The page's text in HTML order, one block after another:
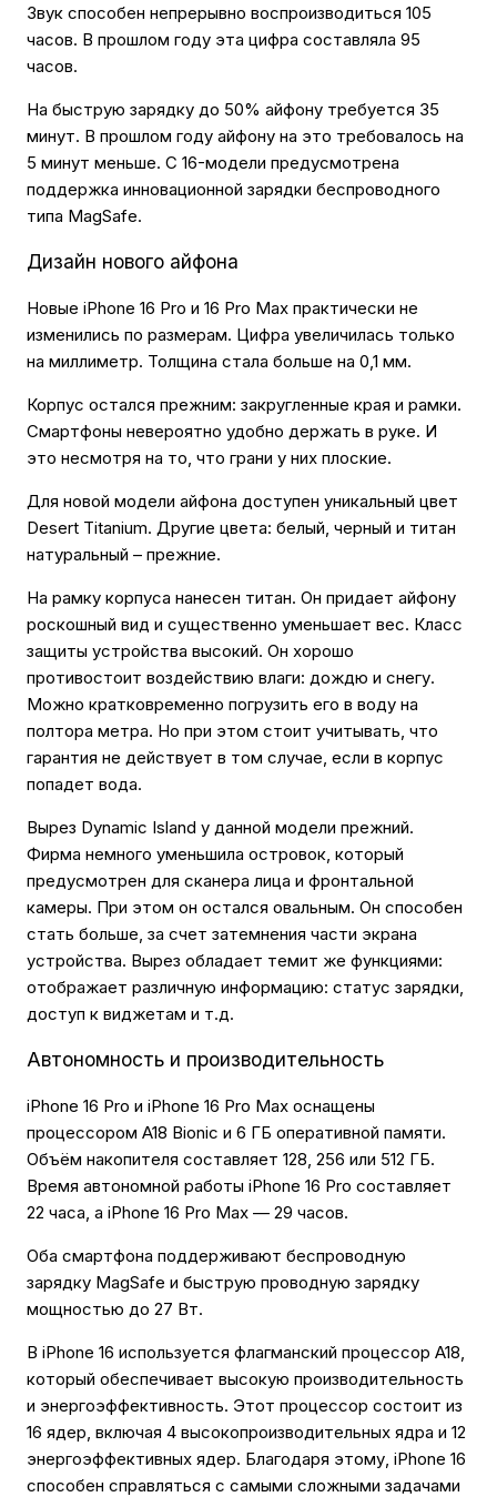
Звук способен непрерывно воспроизводиться 105
часов. В прошлом году эта цифра составляла 95
часов.
На быструю зарядку до 50% айфону требуется 35
минут. В прошлом году айфону на это требовалось на
5 минут меньше. С 16-модели предусмотрена
поддержка инновационной зарядки беспроводного
типа MagSafe.
Дизайн нового айфона
Новые iPhone 16 Pro и 16 Pro Max практически не
изменились по размерам. Цифра увеличилась только
на миллиметр. Толщина стала больше на 0,1 мм.
Корпус остался прежним: закругленные края и рамки.
Смартфоны невероятно удобно держать в руке. И
это несмотря на то, что грани у них плоские.
Для новой модели айфона доступен уникальный цвет
Desert Titanium. Другие цвета: белый, черный и титан
натуральный – прежние.
На рамку корпуса нанесен титан. Он придает айфону
роскошный вид и существенно уменьшает вес. Класс
защиты устройства высокий. Он хорошо
противостоит воздействию влаги: дождю и снегу.
Можно кратковременно погрузить его в воду на
полтора метра. Но при этом стоит учитывать, что
гарантия не действует в том случае, если в корпус
попадет вода.
Вырез Dynamic Island у данной модели прежний.
Фирма немного уменьшила островок, который
предусмотрен для сканера лица и фронтальной
камеры. При этом он остался овальным. Он способен
стать больше, за счет затемнения части экрана
устройства. Вырез обладает темит же функциями:
отображает различную информацию: статус зарядки,
доступ к виджетам и т.д.
Автономность и производительность
iPhone 16 Pro и iPhone 16 Pro Max оснащены
процессором A18 Bionic и 6 ГБ оперативной памяти.
Объём накопителя составляет 128, 256 или 512 ГБ.
Время автономной работы iPhone 16 Pro составляет
22 часа, а iPhone 16 Pro Max — 29 часов.
Оба смартфона поддерживают беспроводную
зарядку MagSafe и быструю проводную зарядку
мощностью до 27 Вт.
В iPhone 16 используется флагманский процессор A18,
который обеспечивает высокую производительность
и энергоэффективность. Этот процессор состоит из
16 ядер, включая 4 высокопроизводительных ядра и 12
энергоэффективных ядер. Благодаря этому, iPhone 16
способен справляться с самыми сложными задачами